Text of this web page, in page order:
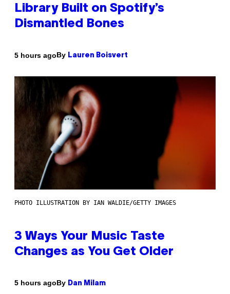
Library Built on Spotify’s
Dismantled Bones
5 hours agoBy Lauren Boisvert
PHOTO ILLUSTRATION BY IAN WALDIE/GETTY IMAGES
3 Ways Your Music Taste
Changes as You Get Older
5 hours agoBy Dan Milam